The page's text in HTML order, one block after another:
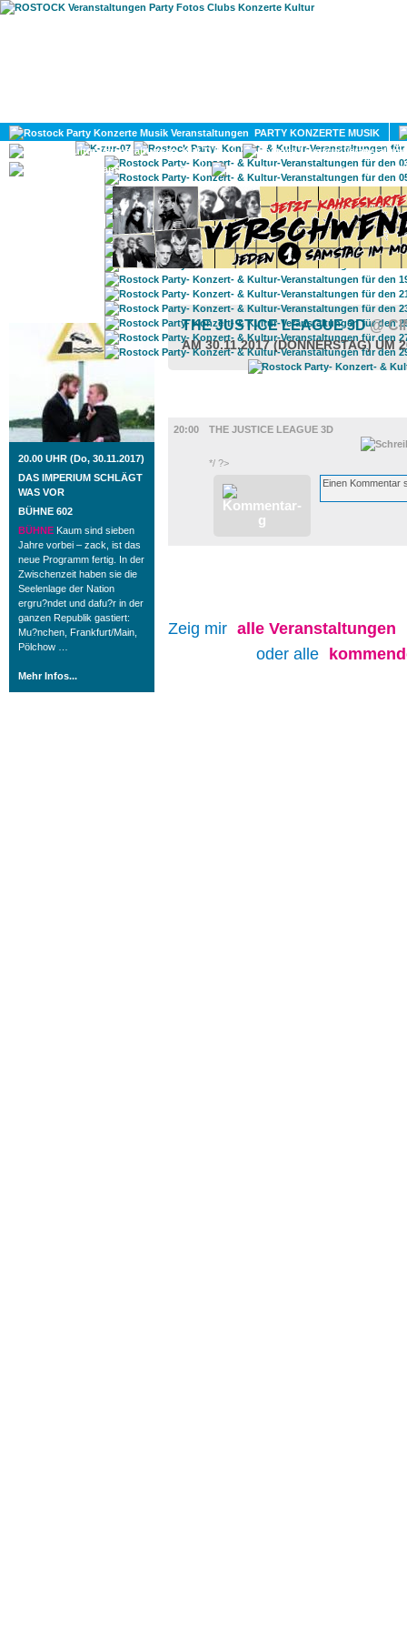
PARTY KONZERTE MUSIK
KULTUR
GAY
ROSTOCK TAGESTIPP
20.00 UHR (Do, 30.11.2017)
DAS IMPERIUM SCHLÄGT
WAS VOR
BÜHNE 602
BÜHNE Kaum sind sieben
Jahre vorbei – zack, ist das
neue Programm fertig. In der
Zwischenzeit haben sie die
Seelenlage der Nation
ergru?ndet und dafu?r in der
ganzen Republik gastiert:
Mu?nchen, Frankfurt/Main,
Pölchow …
Mehr Infos...
THE JUSTICE LEAGUE 3D@
AM 30.11.2017 (DONNERSTAG) UM
20:00
THE JUSTICE LEAGUE 3D
*/ ?>
Zeig mir alle Veranstaltungen
oder alle